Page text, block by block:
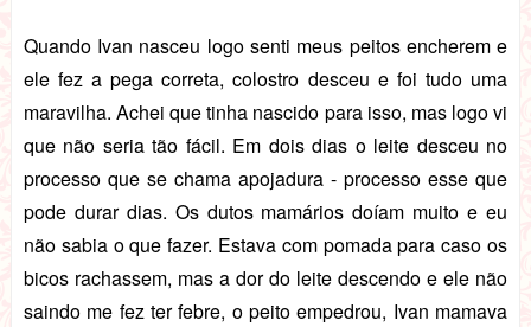
Quando Ivan nasceu logo senti meus peitos encherem e
ele fez a pega correta, colostro desceu e foi tudo uma
maravilha. Achei que tinha nascido para isso, mas logo vi
que não seria tão fácil. Em dois dias o leite desceu no
processo que se chama apojadura - processo esse que
pode durar dias. Os dutos mamários doíam muito e eu
não sabia o que fazer. Estava com pomada para caso os
bicos rachassem, mas a dor do leite descendo e ele não
saindo me fez ter febre, o peito empedrou, Ivan mamava